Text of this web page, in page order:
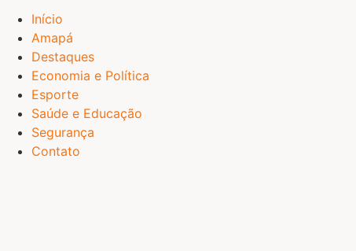
Início
Amapá
Destaques
Economia e Política
Esporte
Saúde e Educação
Segurança
Contato